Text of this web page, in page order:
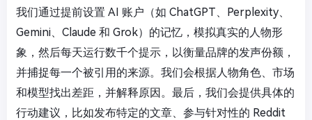
我们通过提前设置 AI 账户（如 ChatGPT、Perplexity、
Gemini、Claude 和 Grok）的记忆，模拟真实的人物形
象，然后每天运行数千个提示，以衡量品牌的发声份额，
并捕捉每一个被引用的来源。我们会根据人物角色、市场
和模型找出差距，并解释原因。最后，我们会提供具体的
行动建议，比如发布特定的文章、参与针对性的 Reddit